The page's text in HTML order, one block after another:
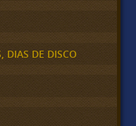
DIAS DE DISCO